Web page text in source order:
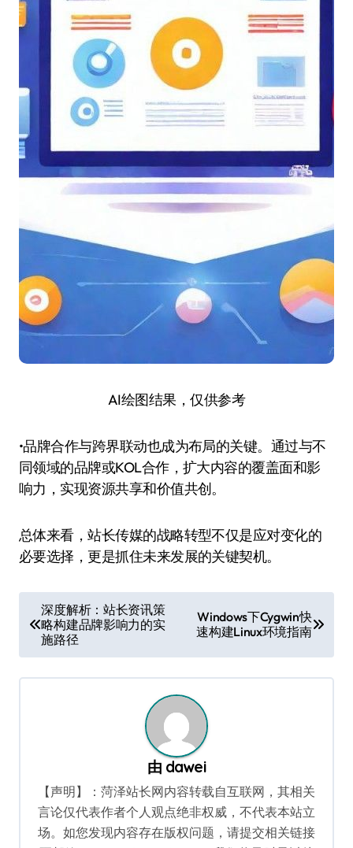
AI绘图结果，仅供参考
•品牌合作与跨界联动也成为布局的关键。通过与不
同领域的品牌或KOL合作，扩大内容的覆盖面和影
响力，实现资源共享和价值共创。
总体来看，站长传媒的战略转型不仅是应对变化的
必要选择，更是抓住未来发展的关键契机。
章
导
航
深度解析：站长资讯策
略构建品牌影响力的实
施路径
Windows下Cygwin快
速构建Linux环境指南
由 dawei
【声明】：菏泽站长网内容转载自互联网，其相关
言论仅代表作者个人观点绝非权威，不代表本站立
场。如您发现内容存在版权问题，请提交相关链接